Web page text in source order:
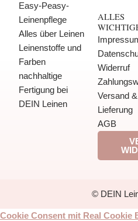
Easy-Peasy-
Leinenpflege
Alles über Leinen
Leinenstoffe und
Farben
nachhaltige
Fertigung bei
DEIN Leinen
ALLES
Widerruf
Versand &
Lieferung
AGB
© DEIN
Cookie Consent mit Real Cookie